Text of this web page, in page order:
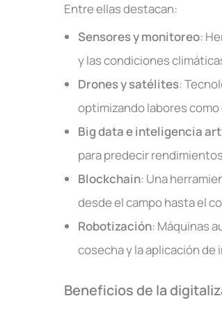
Entre ellas destacan:
Sensores y monitoreo:
y las condiciones
Drones y satélites:
optimizando labores
Big data e inteligencia
para predecir
Blockchain: Una
desde el campo hasta el
Robotización: Máquinas
cosecha y la aplicación de
Beneficios de la